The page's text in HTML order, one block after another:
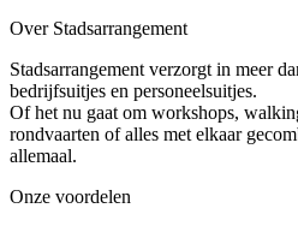
Over Stadsarrangement
Stadsarrangement verzorgt in meer
bedrijfsuitjes en personeelsuitjes.
Of het nu gaat om workshops,
rondvaarten of alles met elkaar
allemaal.
Onze voordelen